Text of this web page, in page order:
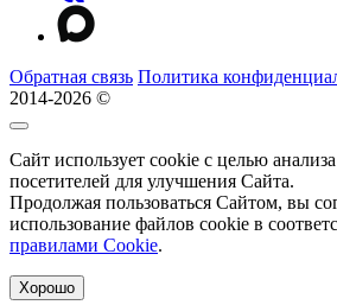
Обратная связь Политика
2014-2026 ©
Сайт использует cookie с целью
посетителей для улучшения Сайта.
Продолжая пользоваться Сайтом, вы
использование файлов cookie в
правилами Сookie.
Хорошо